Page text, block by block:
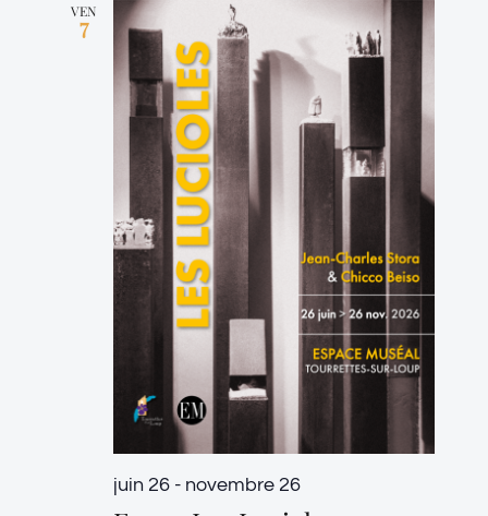
VEN
7
juin 26- novembre 26